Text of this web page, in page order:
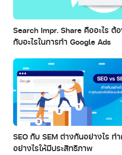
Search Impr. Share คืออะไร ต้
กับอะไรในการทำ Google Ads
SEO กับ SEM ต่างกันอย่างไร ท
อย่างไรให้มีประสิทธิภาพ